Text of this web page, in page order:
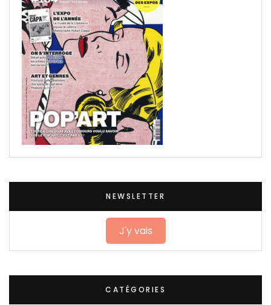
NEWSLETTER
J'y vais
CATÉGORIES